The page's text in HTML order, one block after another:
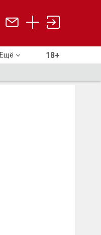
Ещё 18+